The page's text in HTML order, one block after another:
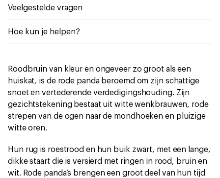
Veelgestelde vragen
Hoe kun je helpen?
Roodbruin van kleur en ongeveer zo groot als een
huiskat, is de rode panda beroemd om zijn schattige
snoet en vertederende verdedigingshouding. Zijn
gezichtstekening bestaat uit witte wenkbrauwen, rode
strepen van de ogen naar de mondhoeken en pluizige
witte oren.
Hun rug is roestrood en hun buik zwart, met een lange,
dikke staart die is versierd met ringen in rood, bruin en
wit. Rode panda’s brengen een groot deel van hun tijd